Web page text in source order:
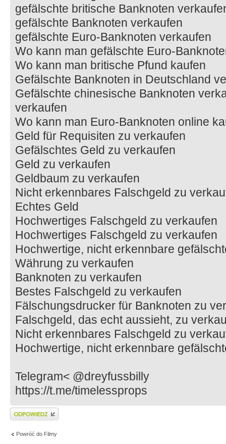
gefälschte britische Banknoten
gefälschte Banknoten verkaufen
gefälschte Euro-Banknoten verkaufen
Wo kann man gefälschte Euro-
Wo kann man britische Pfund kaufen
Gefälschte Banknoten in Deutschland
Gefälschte chinesische Banknoten
verkaufen
Wo kann man Euro-Banknoten online
Geld für Requisiten zu verkaufen
Gefälschtes Geld zu verkaufen
Geld zu verkaufen
Geldbaum zu verkaufen
Nicht erkennbares Falschgeld zu
Echtes Geld
Hochwertiges Falschgeld zu verkaufen
Hochwertiges Falschgeld zu verkaufen
Hochwertige, nicht erkennbare
Währung zu verkaufen
Banknoten zu verkaufen
Bestes Falschgeld zu verkaufen
Fälschungsdrucker für Banknoten zu
Falschgeld, das echt aussieht, zu
Nicht erkennbares Falschgeld zu
Hochwertige, nicht erkennbare
Telegram< @dreyfussbilly
https://t.me/timelessprops
Wyślij odpowiedź
Powróć do Filmy